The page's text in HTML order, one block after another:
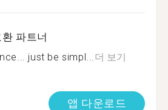
파트너
just be simpl...더 보기
앱 다운로드